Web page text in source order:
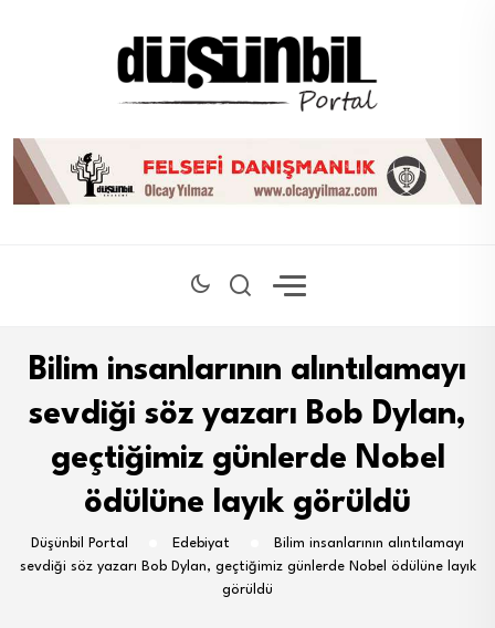
Bilim insanlarının alıntılamayı
sevdiği söz yazarı Bob Dylan,
geçtiğimiz günlerde Nobel
ödülüne layık görüldü
Düşünbil Portal Edebiyat
Bilim insanlarının alıntılamayı
sevdiği söz yazarı Bob Dylan, geçtiğimiz günlerde Nobel ödülüne layık
görüldü